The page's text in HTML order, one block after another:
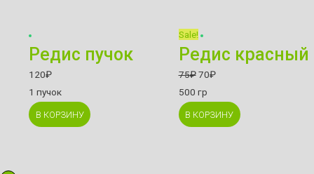
Редис пучок
120₽
1 пучок
В КОРЗИНУ
Sale!
Редис красный
75₽ 70₽
500 гр
В КОРЗИНУ